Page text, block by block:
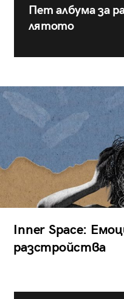
Пет албума за
лятото
Inner Space:
разстройства